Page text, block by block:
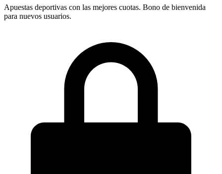
Apuestas deportivas con las mejores cuotas. Bono de bienvenida
para nuevos usuarios.